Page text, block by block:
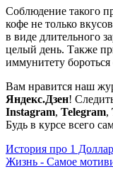
Соблюдение такого
кофе не только
в виде длительного
целый день. Также
иммунитету
Вам нравится наш
Яндекс.Дзен!
Instagram, Telegram,
Будь в курсе всего
История про 1
Жизнь - Самое